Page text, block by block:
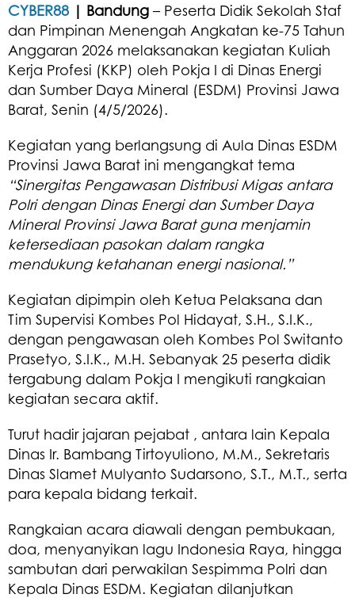
CYBER88 | Bandung– Peserta Didik Sekolah Staf
dan Pimpinan Menengah Angkatan ke-75 Tahun
Anggaran 2026 melaksanakan kegiatan Kuliah
Kerja Profesi (KKP) oleh Pokja I di Dinas Energi
dan Sumber Daya Mineral (ESDM) Provinsi Jawa
Barat, Senin (4/5/2026).
Kegiatan yang berlangsung di Aula Dinas ESDM
Provinsi Jawa Barat ini mengangkat tema
“Sinergitas Pengawasan Distribusi Migas antara
Polri dengan Dinas Energi dan Sumber Daya
Mineral Provinsi Jawa Barat guna menjamin
ketersediaan pasokan dalam rangka
mendukung ketahanan energi nasional.”
Kegiatan dipimpin oleh Ketua Pelaksana dan
Tim Supervisi Kombes Pol Hidayat, S.H., S.I.K.,
dengan pengawasan oleh Kombes Pol Switanto
Prasetyo, S.I.K., M.H. Sebanyak 25 peserta didik
tergabung dalam Pokja I mengikuti rangkaian
kegiatan secara aktif.
Turut hadir jajaran pejabat , antara lain Kepala
Dinas Ir. Bambang Tirtoyuliono, M.M., Sekretaris
Dinas Slamet Mulyanto Sudarsono, S.T., M.T., serta
para kepala bidang terkait.
Rangkaian acara diawali dengan pembukaan,
doa, menyanyikan lagu Indonesia Raya, hingga
sambutan dari perwakilan Sespimma Polri dan
Kepala Dinas ESDM. Kegiatan dilanjutkan